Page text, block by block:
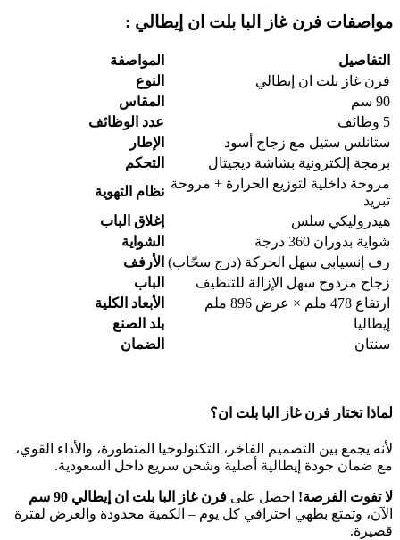
مواصفات فرن غاز البا بلت ان إيطالي :
التفاصيل
المواصفة
فرن غاز بلت ان إيطالي
النوع
90 سم
المقاس
5 وظائف
عدد الوظائف
ستانلس ستيل مع زجاج أسود
الإطار
برمجة إلكترونية بشاشة ديجيتال
التحكم
مروحة داخلية لتوزيع الحرارة + مروحة
تبريد
نظام التهوية
هيدروليكي سلس
إغلاق الباب
شواية بدوران 360 درجة
الشواية
رف إنسيابي سهل الحركة (درج سحّاب) الأرفف
زجاج مزدوج سهل الإزالة للتنظيف
الباب
ارتفاع 478 ملم × عرض 896 ملم
الأبعاد الكلية
إيطاليا
بلد الصنع
سنتان
الضمان
لماذا تختار فرن غاز البا بلت ان؟
لأنه يجمع بين التصميم الفاخر، التكنولوجيا المتطورة، والأداء القوي،
مع ضمان جودة إيطالية أصلية وشحن سريع داخل السعودية.
لا تفوت الفرصة! احصل على فرن غاز البا بلت ان إيطالي 90 سم
الآن، وتمتع بطهي احترافي كل يوم – الكمية محدودة والعرض لفترة
قصيرة.